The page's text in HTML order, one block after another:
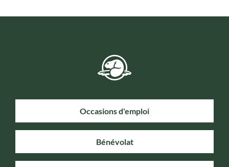
Occasions d'emploi
Bénévolat